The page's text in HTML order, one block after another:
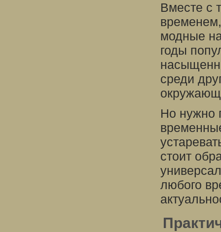
Вместе с
модные
годы
среди
Но нужно
стоит
любого